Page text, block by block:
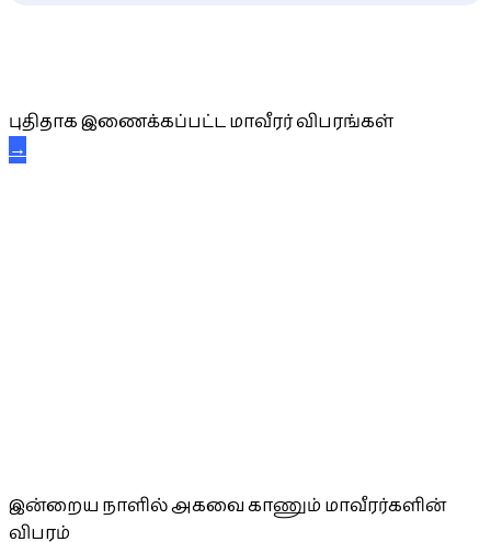
புதிதாக இணைக்கப்பட்ட மாவீரர் விபரங்கள்
→
இன்றைய நாளில் அகவை காணும் மாவீரர்களின்
விபரம்